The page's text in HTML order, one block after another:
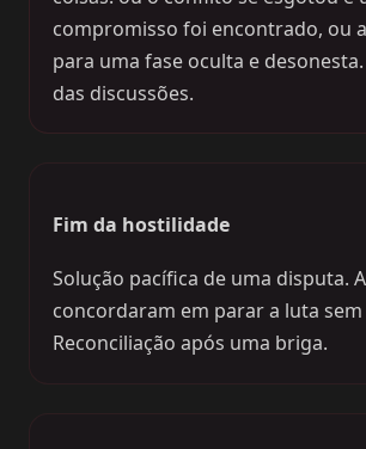
compromisso foi encontrado, ou
para uma fase oculta e desonesta.
das discussões.
Fim da hostilidade
Solução pacífica de uma disputa.
concordaram em parar a luta
Reconciliação após uma briga.